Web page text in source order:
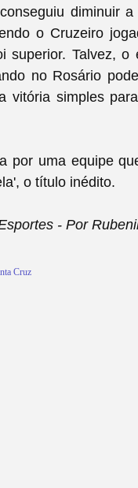
diminuir a
o Cruzeiro
superior. Talvez, o
no Rosário
vitória simples
por uma equipe
o título inédito.
- Por
Cruz